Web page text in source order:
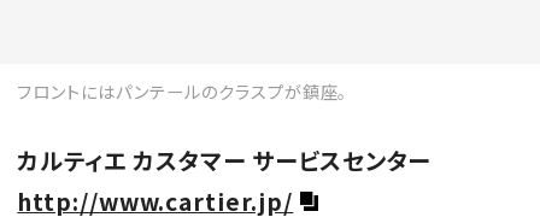
フロントにはパンテールのクラスプが鎮座。
カルティエ カスタマー サービスセンター
http://www.cartier.jp/